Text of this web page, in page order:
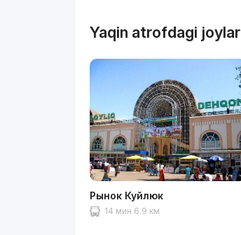
Yaqin atrofdagi joylar
Рынок Куйлюк
14 мин 6.9 км